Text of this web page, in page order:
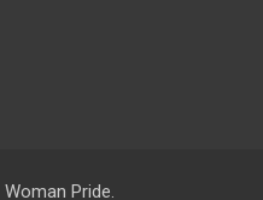
Woman Pride.